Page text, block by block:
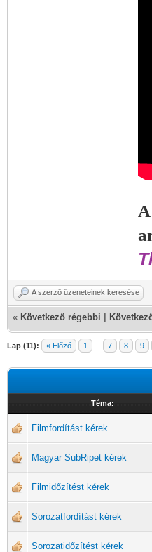
A szerző üzeneteinek keresése
« Következő régebbi
Lap (11): « Előző 1 7 8 9
Téma:
Filmfordítást kérek
Magyar SubRipet kérek
Filmidőzítést kérek
Sorozatfordítást kérek
Sorozatidőzítést kérek